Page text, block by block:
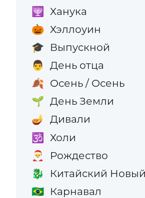
🕎 Ханука
🎃 Хэллоуин
🎓 Выпускной
👨 День отца
🍂 Осень / Осень
🌱 День Земли
🪔 Дивали
🕉️ Холи
🎅 Рождество
🐉 Китайский
🇧🇷 Карнавал